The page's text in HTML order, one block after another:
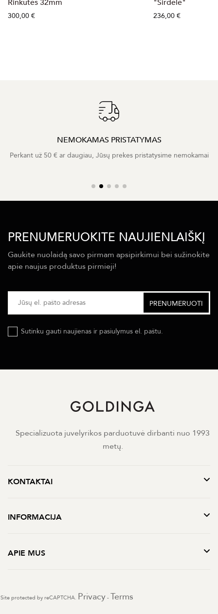
Rinkutės 32mm
300,00 €
"Širdelė"
236,00 €
NEMOKAMAS PRISTATYMAS
Perkant už 50 € ar daugiau, Jūsų prekes pristatysime nemokamai
PRENUMERUOKITE NAUJIENLAIŠKĮ
Gaukite nuolaidą savo pirmam apsipirkimui bei sužinokite
apie naujus produktus pirmieji!
Sutinku gauti naujienas ir pasiulymus el. paštu.
Specializuota juvelyrikos parduotuvė dirbanti nuo 1993
metų.
KONTAKTAI
INFORMACIJA
APIE MUS
Site protected by reCAPTCHA. Privacy - Terms